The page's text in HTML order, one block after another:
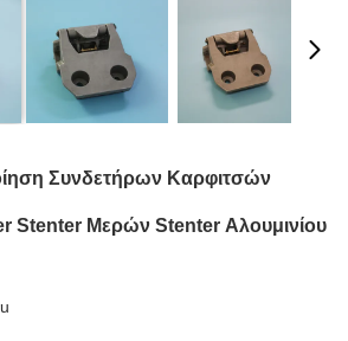
Συνδετήρων Καρφιτσών
Stenter Μερών Stenter Αλουμινίου